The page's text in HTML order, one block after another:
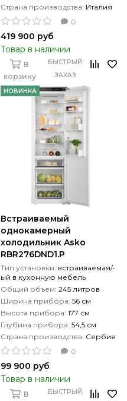
Страна производства: Италия
0
419 900 руб
Товар в наличии
В
корзину
БЫСТРЫЙ
ЗАКАЗ
НОВИНКА
Встраиваемый
однокамерный
холодильник Asko
RBR276DND1.P
Тип установки: встраиваемая/-
ый в кухонную мебель
Общий объем: 245 литров
Ширина прибора: 56 см
Высота прибора: 177 см
Глубина прибора: 54,5 см
Страна производства: Сербия
0
99 900 руб
Товар в наличии
В
БЫСТРЫЙ